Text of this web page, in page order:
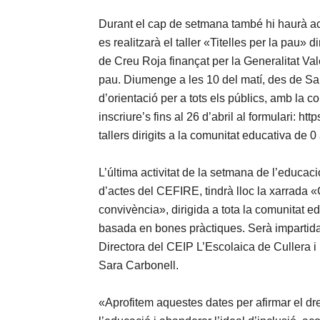
Durant el cap de setmana també hi haurà
es realitzarà el taller «Titelles per la pau»
de Creu Roja finançat per la Generalitat
pau. Diumenge a les 10 del matí, des de
d’orientació per a tots els públics, amb la
inscriure’s fins al 26 d’abril al formulari:
tallers dirigits a la comunitat educativa de 0
L’última activitat de la setmana de
d’actes del CEFIRE, tindrà lloc la xarrada
convivència», dirigida a tota la comunitat
basada en bones pràctiques. Serà
Directora del CEIP L’Escolaica de
Sara Carbonell.
«Aprofitem aquestes dates per afirmar el